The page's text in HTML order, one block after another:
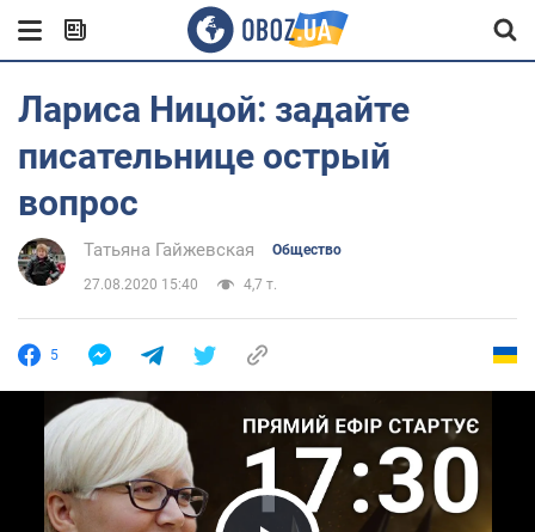
Лариса Ницой: задайте
писательнице острый
вопрос
Татьяна Гайжевская Общество
27.08.2020 15:40 4,7 т.
5